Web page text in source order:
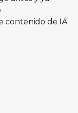
contenido de IA